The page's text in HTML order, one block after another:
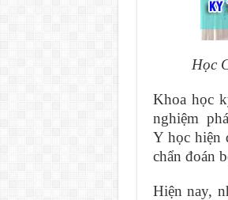
Học
Khoa học
nghiệm
Y học hiện
chẩn đoán
Hiện nay,